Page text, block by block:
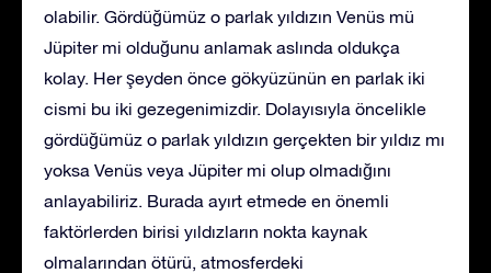
olabilir. Gördüğümüz o parlak yıldızın Venüs mü
Jüpiter mi olduğunu anlamak aslında oldukça
kolay. Her şeyden önce gökyüzünün en parlak iki
cismi bu iki gezegenimizdir. Dolayısıyla öncelikle
gördüğümüz o parlak yıldızın gerçekten bir yıldız mı
yoksa Venüs veya Jüpiter mi olup olmadığını
anlayabiliriz. Burada ayırt etmede en önemli
faktörlerden birisi yıldızların nokta kaynak
olmalarından ötürü, atmosferdeki